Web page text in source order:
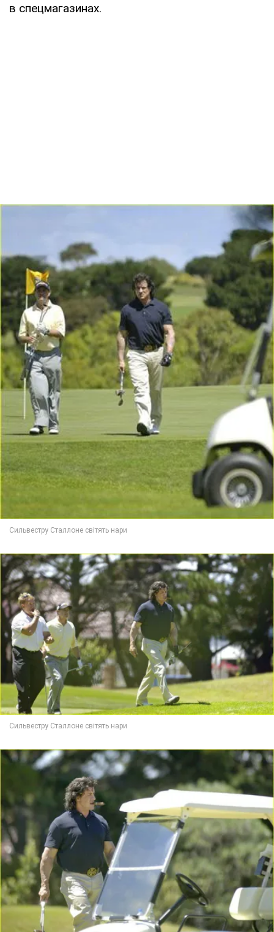
в спецмагазинах.